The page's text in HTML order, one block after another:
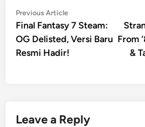
Post
navigation
Previous ArticlePrevious
article:
Final Fantasy 7 Steam:
OG Delisted, Versi Baru
Resmi Hadir!
From
&
Leave a Reply